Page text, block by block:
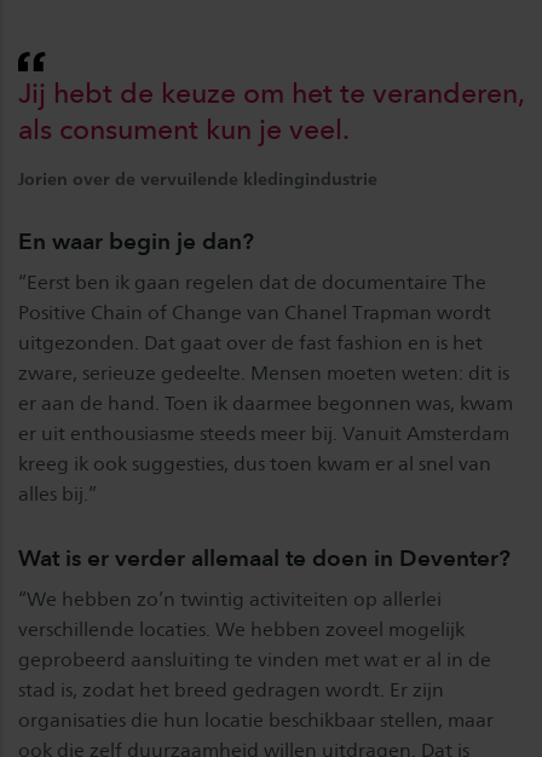
Jij hebt de keuze om het te veranderen,
als consument kun je veel.
Jorien over de vervuilende kledingindustrie
En waar begin je dan?
“Eerst ben ik gaan regelen dat de documentaire The
Positive Chain of Change van Chanel Trapman wordt
uitgezonden. Dat gaat over de fast fashion en is het
zware, serieuze gedeelte. Mensen moeten weten: dit is
er aan de hand. Toen ik daarmee begonnen was, kwam
er uit enthousiasme steeds meer bij. Vanuit Amsterdam
kreeg ik ook suggesties, dus toen kwam er al snel van
alles bij.”
Wat is er verder allemaal te doen in Deventer?
“We hebben zo’n twintig activiteiten op allerlei
verschillende locaties. We hebben zoveel mogelijk
geprobeerd aansluiting te vinden met wat er al in de
stad is, zodat het breed gedragen wordt. Er zijn
organisaties die hun locatie beschikbaar stellen, maar
ook die zelf duurzaamheid willen uitdragen. Dat is